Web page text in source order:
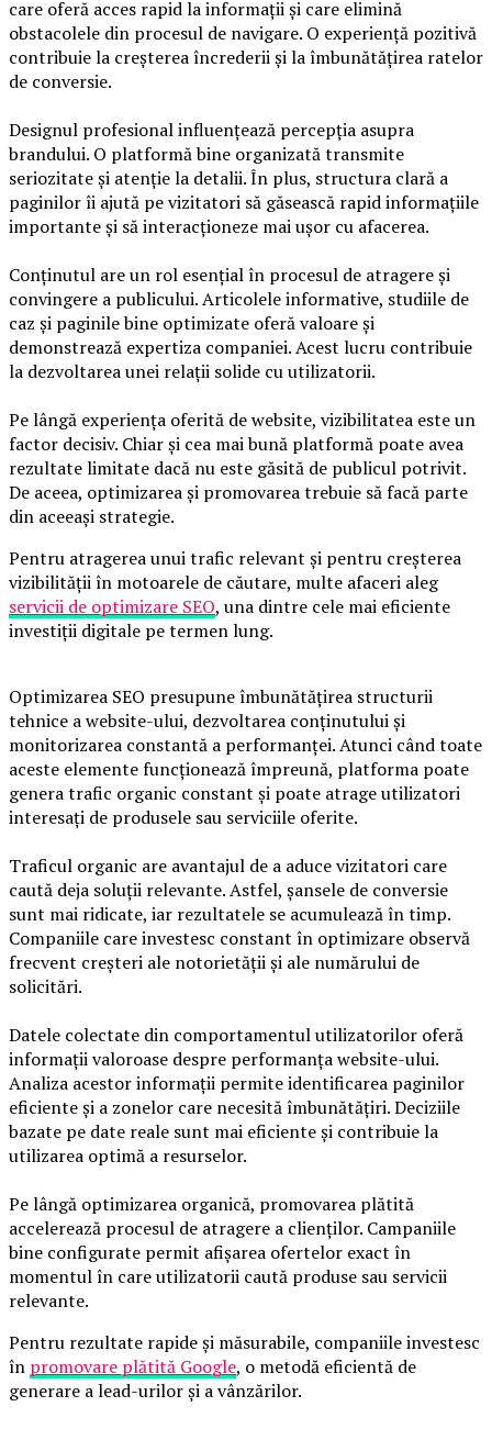
care oferă acces rapid la informații și care elimină
obstacolele din procesul de navigare. O experiență pozitivă
contribuie la creșterea încrederii și la îmbunătățirea ratelor
de conversie.
Designul profesional influențează percepția asupra
brandului. O platformă bine organizată transmite
seriozitate și atenție la detalii. În plus, structura clară a
paginilor îi ajută pe vizitatori să găsească rapid informațiile
importante și să interacționeze mai ușor cu afacerea.
Conținutul are un rol esențial în procesul de atragere și
convingere a publicului. Articolele informative, studiile de
caz și paginile bine optimizate oferă valoare și
demonstrează expertiza companiei. Acest lucru contribuie
la dezvoltarea unei relații solide cu utilizatorii.
Pe lângă experiența oferită de website, vizibilitatea este un
factor decisiv. Chiar și cea mai bună platformă poate avea
rezultate limitate dacă nu este găsită de publicul potrivit.
De aceea, optimizarea și promovarea trebuie să facă parte
din aceeași strategie.
Pentru atragerea unui trafic relevant și pentru creșterea
vizibilității în motoarele de căutare, multe afaceri aleg
servicii de optimizare SEO, una dintre cele mai eficiente
investiții digitale pe termen lung.
Optimizarea SEO presupune îmbunătățirea structurii
tehnice a website-ului, dezvoltarea conținutului și
monitorizarea constantă a performanței. Atunci când toate
aceste elemente funcționează împreună, platforma poate
genera trafic organic constant și poate atrage utilizatori
interesați de produsele sau serviciile oferite.
Traficul organic are avantajul de a aduce vizitatori care
caută deja soluții relevante. Astfel, șansele de conversie
sunt mai ridicate, iar rezultatele se acumulează în timp.
Companiile care investesc constant în optimizare observă
frecvent creșteri ale notorietății și ale numărului de
solicitări.
Datele colectate din comportamentul utilizatorilor oferă
informații valoroase despre performanța website-ului.
Analiza acestor informații permite identificarea paginilor
eficiente și a zonelor care necesită îmbunătățiri. Deciziile
bazate pe date reale sunt mai eficiente și contribuie la
utilizarea optimă a resurselor.
Pe lângă optimizarea organică, promovarea plătită
accelerează procesul de atragere a clienților. Campaniile
bine configurate permit afișarea ofertelor exact în
momentul în care utilizatorii caută produse sau servicii
relevante.
Pentru rezultate rapide și măsurabile, companiile investesc
în promovare plătită Google, o metodă eficientă de
generare a lead-urilor și a vânzărilor.